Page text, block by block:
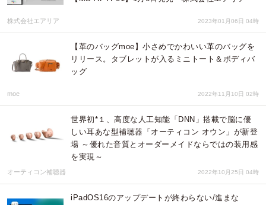
株式会社エアリア 2023年01月06日 04時
【革のバッグmoe】小さめでかわいい革のバッグを
リリース。タブレットが入るミニトート＆ボディバ
ッグ
moe 2022年11月10日 02時
世界初*１、高度な人工知能「DNN」搭載で脳に優
しい耳あな型補聴器「オーティコン オウン」が新登
場 ～優れた音質とオーダーメイドならではの装用感
を実現～
オーティコン補聴器 2022年10月25日 04時
iPadOS16のアップデートが終わらない/進まな